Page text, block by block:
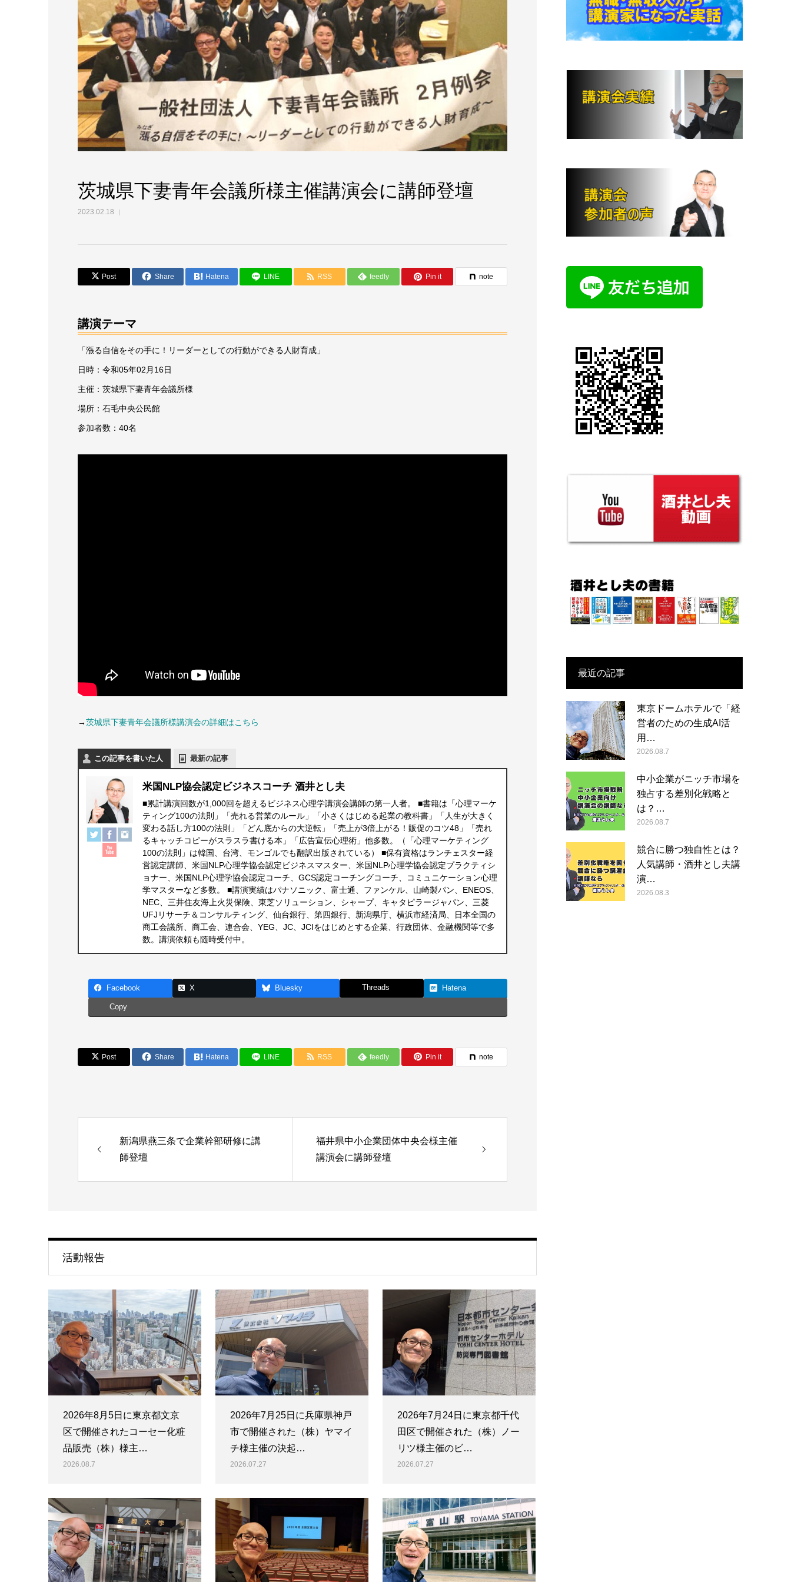
茨城県下妻青年会議所様主催講演会に講師登壇
2023.02.18
Post Share Hatena LINE RSS feedly Pin it note
講演テーマ
「漲る自信をその手に！リーダーとしての行動ができる人財育成」
日時：令和05年02月16日
主催：茨城県下妻青年会議所様
場所：石毛中央公民館
参加者数：40名
→茨城県下妻青年会議所様講演会の詳細はこちら
この記事を書いた人 最新の記事
米国NLP協会認定ビジネスコーチ 酒井とし夫
■累計講演回数が1,000回を超えるビジネス心理学講演会講師の第一人者。 ■書籍は「心理マーケ
ティング100の法則」「売れる営業のルール」「小さくはじめる起業の教科書」「人生が大きく
変わる話し方100の法則」「どん底からの大逆転」「売上が3倍上がる！販促のコツ48」「売れ
るキャッチコピーがスラスラ書ける本」「広告宣伝心理術」他多数。（「心理マーケティング
100の法則」は韓国、台湾、モンゴルでも翻訳出版されている） ■保有資格はランチェスター経
営認定講師、米国NLP心理学協会認定ビジネスマスター、米国NLP心理学協会認定プラクティシ
ョナー、米国NLP心理学協会認定コーチ、GCS認定コーチングコーチ、コミュニケーション心理
学マスターなど多数。 ■講演実績はパナソニック、富士通、ファンケル、山崎製パン、ENEOS、
NEC、三井住友海上火災保険、東芝ソリューション、シャープ、キャタピラージャパン、三菱
UFJリサーチ＆コンサルティング、仙台銀行、第四銀行、新潟県庁、横浜市経済局、日本全国の
商工会議所、商工会、連合会、YEG、JC、JCIをはじめとする企業、行政団体、金融機関等で多
数。講演依頼も随時受付中。
Facebook X Bluesky Threads Hatena
Copy
Post Share Hatena LINE RSS feedly Pin it note
新潟県燕三条で企業幹部研修に講
師登壇
福井県中小企業団体中央会様主催
講演会に講師登壇
活動報告
2026年8月5日に東京都文京
区で開催されたコーセー化粧
品販売（株）様主…
2026.08.7
2026年7月25日に兵庫県神戸
市で開催された（株）ヤマイ
チ様主催の決起…
2026.07.27
2026年7月24日に東京都千代
田区で開催された（株）ノー
リツ様主催のビ…
2026.07.27
最近の記事
東京ドームホテルで「経
営者のための生成AI活
用…
2026.08.7
中小企業がニッチ市場を
独占する差別化戦略と
は？…
2026.08.7
競合に勝つ独自性とは？
人気講師・酒井とし夫講
演…
2026.08.3